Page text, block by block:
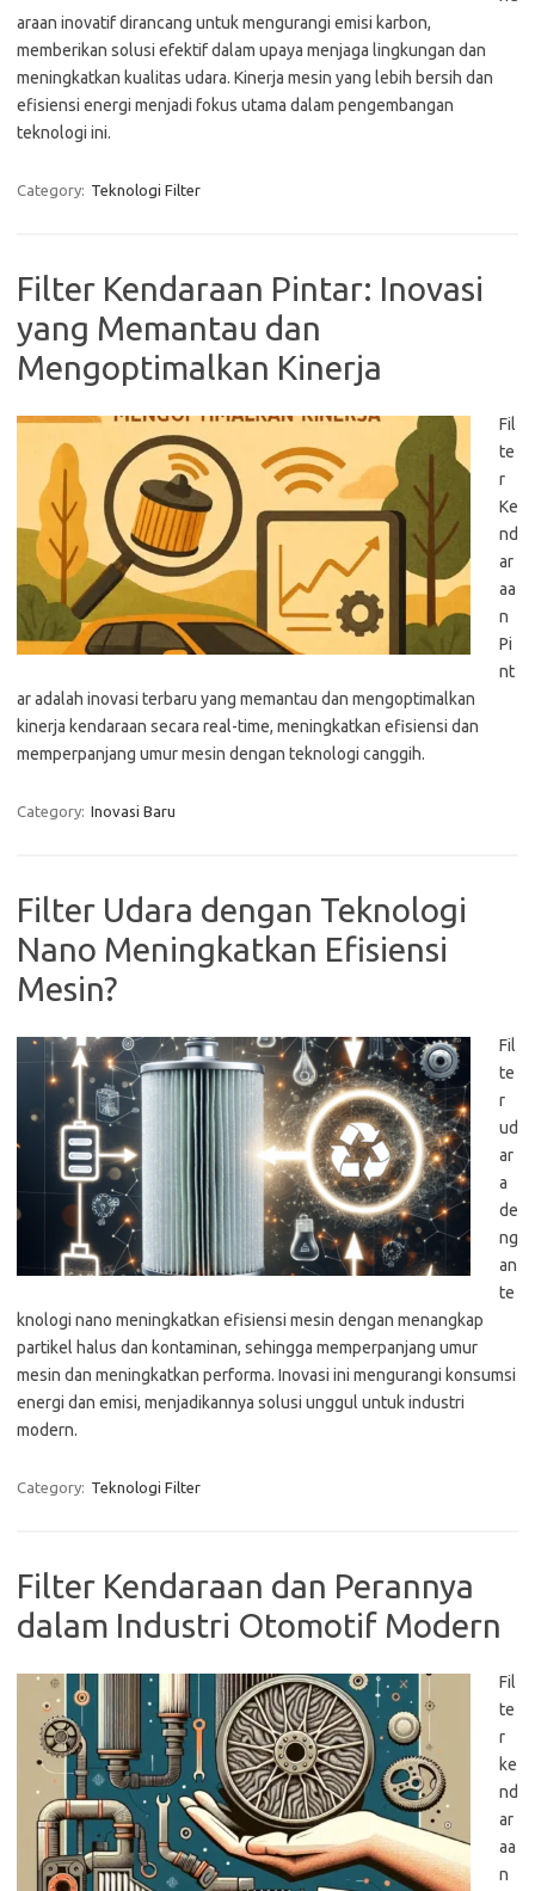
araan inovatif dirancang untuk mengurangi emisi karbon,
memberikan solusi efektif dalam upaya menjaga lingkungan dan
meningkatkan kualitas udara. Kinerja mesin yang lebih bersih dan
efisiensi energi menjadi fokus utama dalam pengembangan
teknologi ini.
Category: Teknologi Filter
Filter Kendaraan Pintar: Inovasi
yang Memantau dan
Mengoptimalkan Kinerja
Fil
te
r
Ke
nd
ar
aa
n
Pi
nt
ar adalah inovasi terbaru yang memantau dan mengoptimalkan
kinerja kendaraan secara real-time, meningkatkan efisiensi dan
memperpanjang umur mesin dengan teknologi canggih.
Category: Inovasi Baru
Filter Udara dengan Teknologi
Nano Meningkatkan Efisiensi
Mesin?
Fil
te
r
ud
ar
a
de
ng
an
te
knologi nano meningkatkan efisiensi mesin dengan menangkap
partikel halus dan kontaminan, sehingga memperpanjang umur
mesin dan meningkatkan performa. Inovasi ini mengurangi konsumsi
energi dan emisi, menjadikannya solusi unggul untuk industri
modern.
Category: Teknologi Filter
Filter Kendaraan dan Perannya
dalam Industri Otomotif Modern
Fil
te
r
ke
nd
ar
aa
n